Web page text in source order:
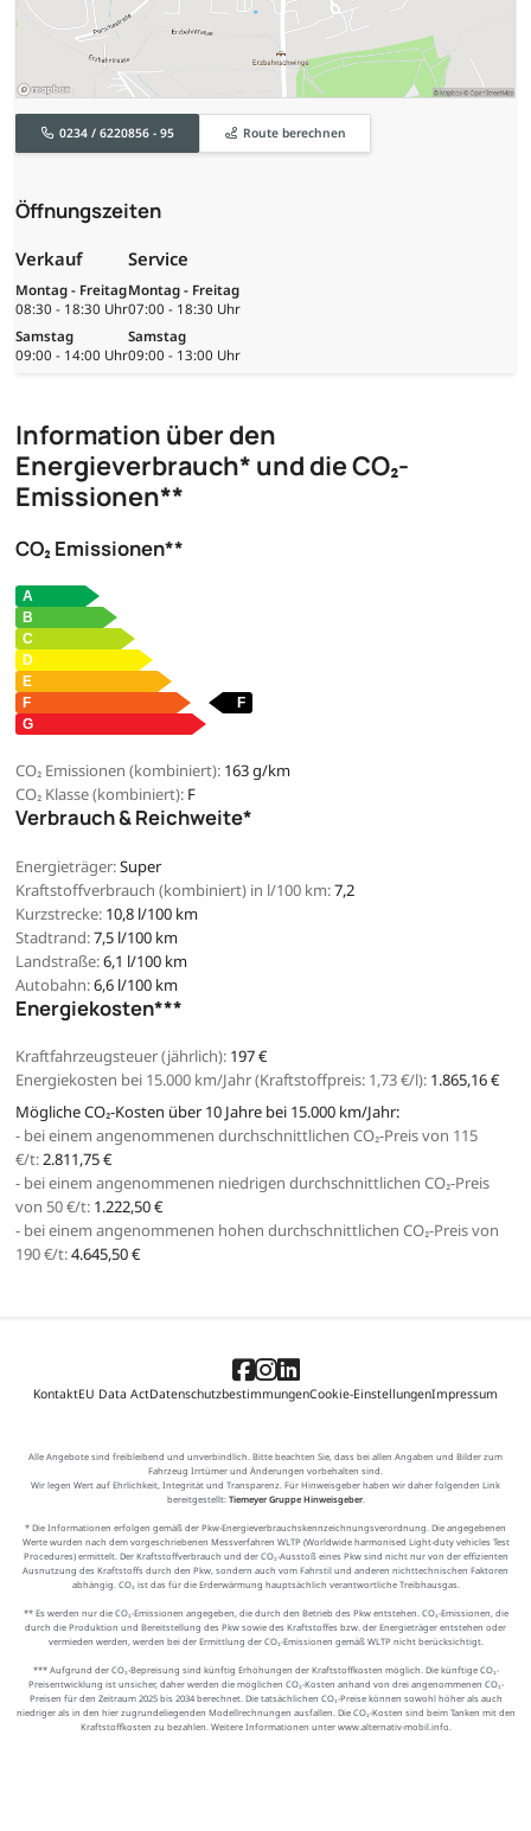
0234 / 6220856 - 95 Route berechnen
Öffnungszeiten
Verkauf
Montag - Freitag
08:30 - 18:30 Uhr
Samstag
09:00 - 14:00 Uhr
Service
Montag - Freitag
07:00 - 18:30 Uhr
Samstag
09:00 - 13:00 Uhr
Information über den
Energieverbrauch* und die CO₂-
Emissionen**
CO₂ Emissionen**
CO₂ Emissionen (kombiniert): 163 g/km
CO₂ Klasse (kombiniert): F
Verbrauch & Reichweite*
Energieträger:Super
Kraftstoffverbrauch (kombiniert) in l/100 km:7,2
Kurzstrecke: 10,8 l/100 km
Stadtrand:7,5 l/100 km
Landstraße:6,1 l/100 km
Autobahn:6,6 l/100 km
Energiekosten***
Kraftfahrzeugsteuer (jährlich): 197 €
Energiekosten bei 15.000 km/Jahr (Kraftstoffpreis: 1,73€/l): 1.865,16 €
Mögliche CO₂-Kosten über 10 Jahre bei 15.000 km/Jahr:
- bei einem angenommenen durchschnittlichen CO₂-Preis von 115
€/t:2.811,75 €
- bei einem angenommenen niedrigen durchschnittlichen CO₂-Preis
von 50 €/t: 1.222,50 €
- bei einem angenommenen hohen durchschnittlichen CO₂-Preis von
190 €/t:4.645,50 €
KontaktEU Data ActDatenschutzbestimmungenCookie-EinstellungenImpressum
Alle Angebote sind freibleibend und unverbindlich. Bitte beachten Sie, dass bei allen Angaben und Bilder zum
Fahrzeug Irrtümer und Änderungen vorbehalten sind.
Wir legen Wert auf Ehrlichkeit, Integrität und Transparenz. Für Hinweisgeber haben wir daher folgenden Link
bereitgestellt: Tiemeyer Gruppe Hinweisgeber.
* Die Informationen erfolgen gemäß der Pkw-Energieverbrauchskennzeichnungsverordnung. Die angegebenen
Werte wurden nach dem vorgeschriebenen Messverfahren WLTP (Worldwide harmonised Light-duty vehicles Test
Procedures) ermittelt. Der Kraftstoffverbrauch und der CO₂-Ausstoß eines Pkw sind nicht nur von der effizienten
Ausnutzung des Kraftstoffs durch den Pkw, sondern auch vom Fahrstil und anderen nichttechnischen Faktoren
abhängig. CO₂ ist das für die Erderwärmung hauptsächlich verantwortliche Treibhausgas.
** Es werden nur die CO₂-Emissionen angegeben, die durch den Betrieb des Pkw entstehen. CO₂-Emissionen, die
durch die Produktion und Bereitstellung des Pkw sowie des Kraftstoffes bzw. der Energieträger entstehen oder
vermieden werden, werden bei der Ermittlung der CO₂-Emissionen gemäß WLTP nicht berücksichtigt.
*** Aufgrund der CO₂-Bepreisung sind künftig Erhöhungen der Kraftstoffkosten möglich. Die künftige CO₂-
Preisentwicklung ist unsicher, daher werden die möglichen CO₂-Kosten anhand von drei angenommenen CO₂-
Preisen für den Zeitraum 2025 bis 2034 berechnet. Die tatsächlichen CO₂-Preise können sowohl höher als auch
niedriger als in den hier zugrundeliegenden Modellrechnungen ausfallen. Die CO₂-Kosten sind beim Tanken mit den
Kraftstoffkosten zu bezahlen. Weitere Informationen unter www.alternativ-mobil.info.